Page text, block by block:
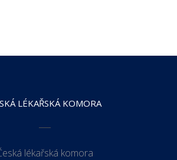
LÉKAŘSKÁ KOMORA
lékařská komora